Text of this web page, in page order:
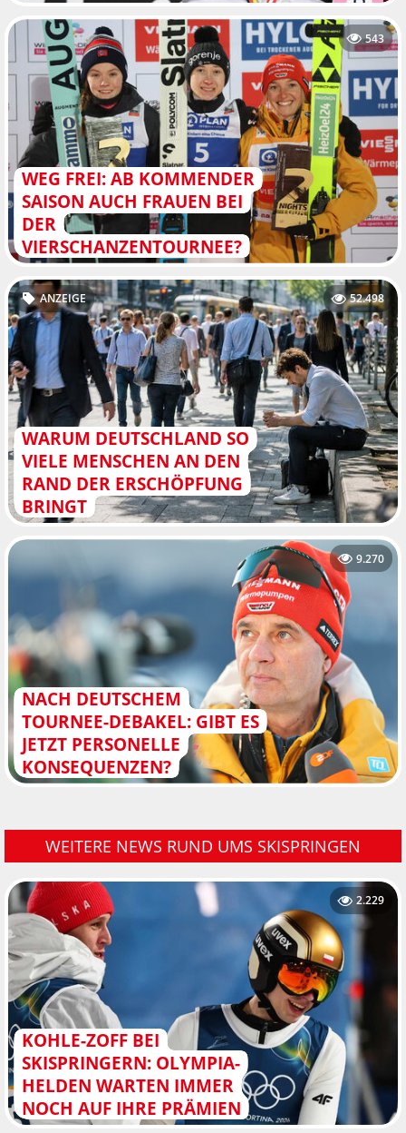
WEG FREI: AB KOMMENDER
SAISON AUCH FRAUEN BEI
DER
VIERSCHANZENTOURNEE?
543
WARUM DEUTSCHLAND SO
VIELE MENSCHEN AN DEN
RAND DER ERSCHÖPFUNG
BRINGT
ANZEIGE 52.498
NACH DEUTSCHEM
TOURNEE-DEBAKEL: GIBT ES
JETZT PERSONELLE
KONSEQUENZEN?
9.270
WEITERE NEWS RUND UMS SKISPRINGEN
KOHLE-ZOFF BEI
SKISPRINGERN: OLYMPIA-
HELDEN WARTEN IMMER
NOCH AUF IHRE PRÄMIEN
2.229